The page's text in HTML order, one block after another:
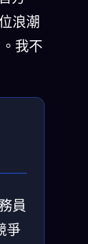
浪潮
我不
員
爭